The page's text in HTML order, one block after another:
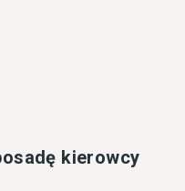
kierowcy